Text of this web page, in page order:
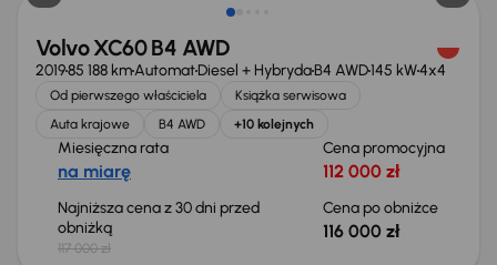
Volvo XC60 B4 AWD
201985 188 kmAutomatDiesel + HybrydaB4 AWD145 kW4x4
Od pierwszego właściciela
Książka serwisowa
Auta krajowe
B4 AWD +10 kolejnych
Miesięczna rata
na miarę
Cena promocyjna
112 000 zł
Najniższa cena z 30 dni przed
obniżką
117 000 zł
Cena po obniżce
116 000 zł